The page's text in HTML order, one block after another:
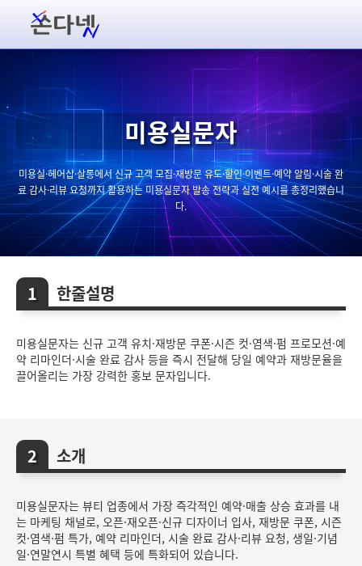
미용실문자
미용실·헤어샵·살롱에서 신규 고객 모집·재방문 유도·할인·이벤트·예약 알림·시술 완
료 감사·리뷰 요청까지 활용하는 미용실문자 발송 전략과 실전 예시를 총정리했습니
다.
한줄설명
미용실문자는 신규 고객 유치·재방문 쿠폰·시즌 컷·염색·펌 프로모션·예
약 리마인더·시술 완료 감사 등을 즉시 전달해 당일 예약과 재방문율을
끌어올리는 가장 강력한 홍보 문자입니다.
소개
미용실문자는 뷰티 업종에서 가장 즉각적인 예약·매출 상승 효과를 내
는 마케팅 채널로, 오픈·재오픈·신규 디자이너 입사, 재방문 쿠폰, 시즌
컷·염색·펌 특가, 예약 리마인더, 시술 완료 감사·리뷰 요청, 생일·기념
일·연말연시 특별 혜택 등에 특화되어 있습니다.